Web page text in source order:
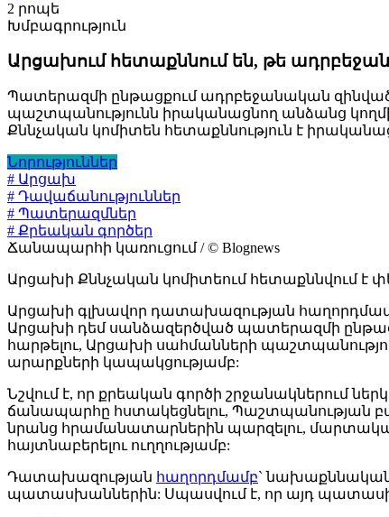
2 րոպե
Խմբագրություն
Արցախում հետաքննում են, թե
Պատերազմի ընթացքում ադրբեջանական
պաշտպանությունն իրականացնող անձանց
Քննչական կոմիտեն հետաքննություն է
Նորություններ
# Արցախ
# Դավաճանություններ
# Պատերազմներ
# Քրեական գործեր
Ճանապարհի կառուցում / © Blognews
Արցախի Քննչական կոմիտեում հետաքննվում է
Արցախի գլխավոր դատախազության հաղորդմամբ`
Արցախի դեմ սանձազերծված պատերազմի
հարթելու, Արցախի սահմանների
արարքների կապակցությամբ:
Նշվում է, որ քրեական գործի շրջանակներում
ճանապարհը հստակեցնելու, Պաշտպանության
նրանց հրամանատարներին պարզելու, մարտական
հայտնաբերելու ուղղությամբ:
Դատախազության հաղորդմամբ` նախաքննական
պատասխաններին: Սպասվում է, որ այդ